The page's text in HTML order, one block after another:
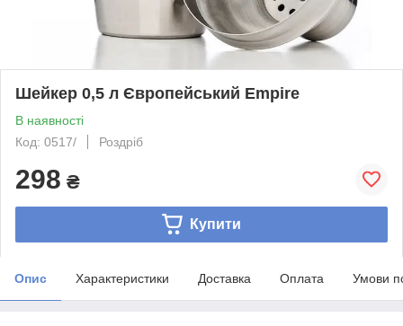
Шейкер 0,5 л Європейський Empire
В наявності
Код: 0517/
Роздріб
298 ₴
Купити
Опис Характеристики Доставка Оплата Умови